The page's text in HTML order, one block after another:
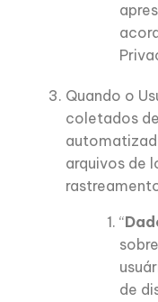
Quando o
coletados
arquivos de
“
de